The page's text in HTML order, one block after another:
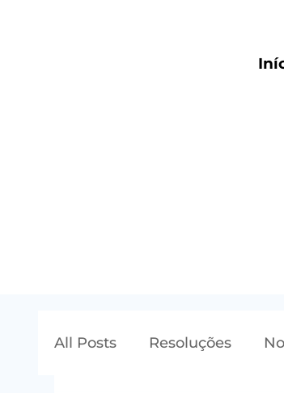
All Posts Resoluções